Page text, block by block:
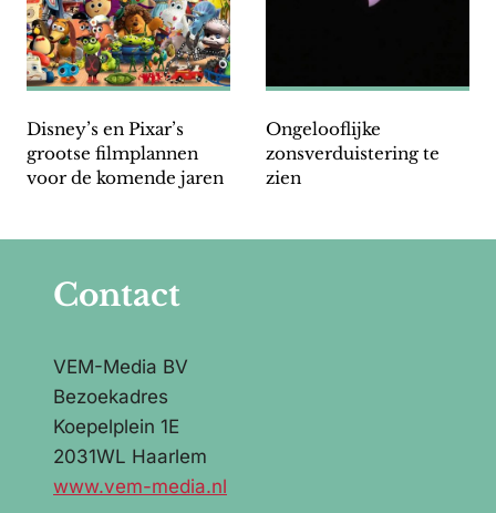
Disney’s en Pixar’s
grootse filmplannen
voor de komende jaren
Ongelooflijke
zonsverduistering te
zien
Contact
VEM-Media BV
Bezoekadres
Koepelplein 1E
2031WL Haarlem
www.vem-media.nl